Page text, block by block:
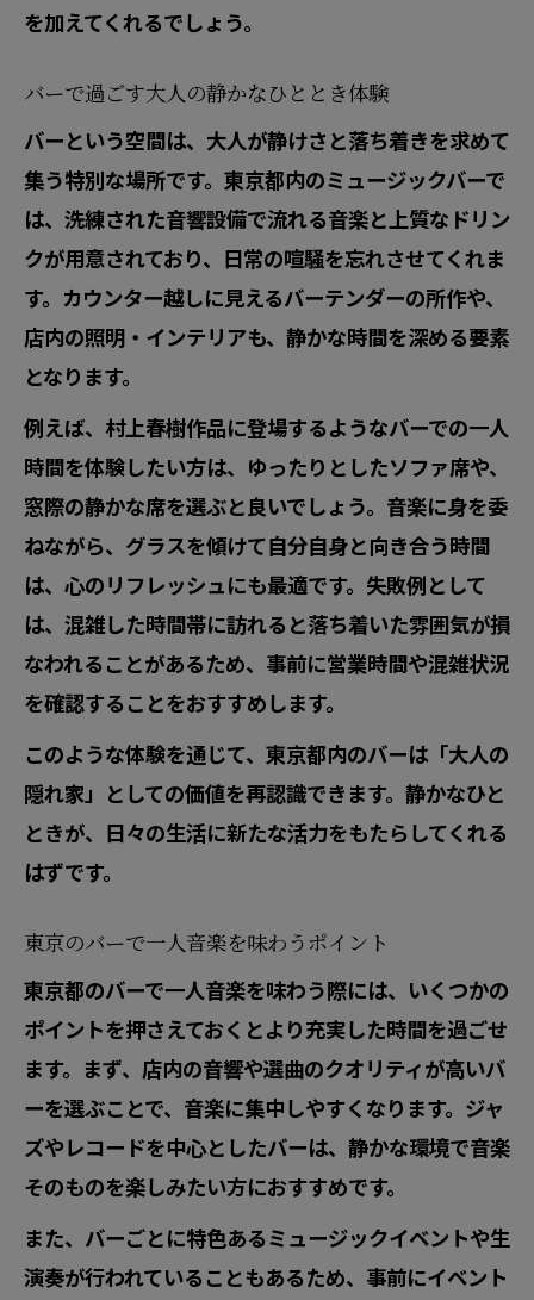
を加えてくれるでしょう。
バーで過ごす大人の静かなひととき体験
バーという空間は、大人が静けさと落ち着きを求めて
集う特別な場所です。東京都内のミュージックバーで
は、洗練された音響設備で流れる音楽と上質なドリン
クが用意されており、日常の喧騒を忘れさせてくれま
す。カウンター越しに見えるバーテンダーの所作や、
店内の照明・インテリアも、静かな時間を深める要素
となります。
例えば、村上春樹作品に登場するようなバーでの一人
時間を体験したい方は、ゆったりとしたソファ席や、
窓際の静かな席を選ぶと良いでしょう。音楽に身を委
ねながら、グラスを傾けて自分自身と向き合う時間
は、心のリフレッシュにも最適です。失敗例として
は、混雑した時間帯に訪れると落ち着いた雰囲気が損
なわれることがあるため、事前に営業時間や混雑状況
を確認することをおすすめします。
このような体験を通じて、東京都内のバーは「大人の
隠れ家」としての価値を再認識できます。静かなひと
ときが、日々の生活に新たな活力をもたらしてくれる
はずです。
東京のバーで一人音楽を味わうポイント
東京都のバーで一人音楽を味わう際には、いくつかの
ポイントを押さえておくとより充実した時間を過ごせ
ます。まず、店内の音響や選曲のクオリティが高いバ
ーを選ぶことで、音楽に集中しやすくなります。ジャ
ズやレコードを中心としたバーは、静かな環境で音楽
そのものを楽しみたい方におすすめです。
また、バーごとに特色あるミュージックイベントや生
演奏が行われていることもあるため、事前にイベント